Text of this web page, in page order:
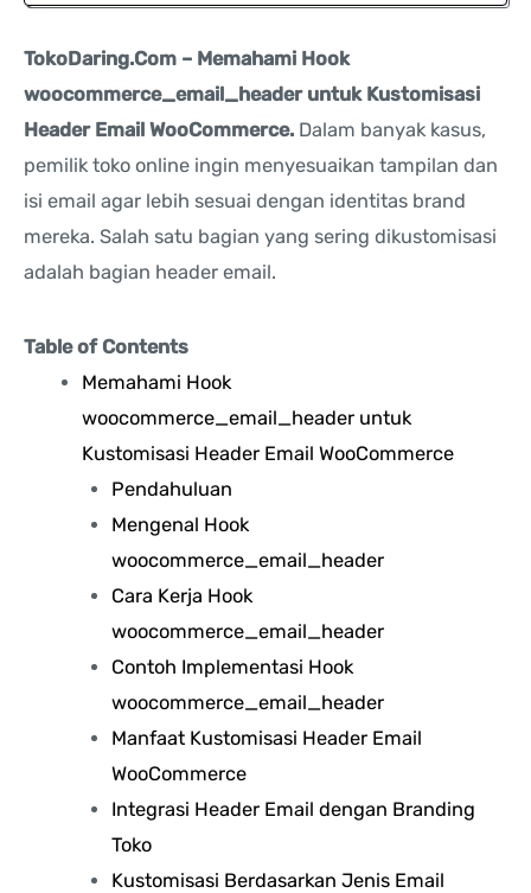
TokoDaring.Com – Memahami Hook
woocommerce_email_header untuk Kustomisasi
Header Email WooCommerce. Dalam banyak kasus,
pemilik toko online ingin menyesuaikan tampilan dan
isi email agar lebih sesuai dengan identitas brand
mereka. Salah satu bagian yang sering dikustomisasi
adalah bagian header email.
Table of Contents
Memahami Hook
woocommerce_email_header untuk
Kustomisasi Header Email WooCommerce
Pendahuluan
Mengenal Hook
woocommerce_email_header
Cara Kerja Hook
woocommerce_email_header
Contoh Implementasi Hook
woocommerce_email_header
Manfaat Kustomisasi Header Email
WooCommerce
Integrasi Header Email dengan Branding
Toko
Kustomisasi Berdasarkan Jenis Email